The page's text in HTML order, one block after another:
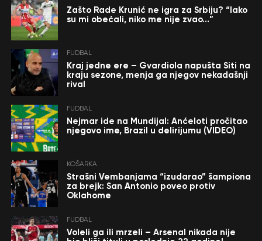
Zašto Rade Krunić ne igra za Srbiju? “Iako
su mi obećali, niko me nije zvao…”
FUDBAL
Kraj jedne ere – Gvardiola napušta Siti na
kraju sezone, menja ga njegov nekadašnji
rival
FUDBAL
Nejmar ide na Mundijal: Anćeloti pročitao
njegovo ime, Brazil u delirijumu (VIDEO)
KOŠARKA
Strašni Vembanjama “izudarao” šampiona
za brejk: San Antonio poveo protiv
Oklahome
FUDBAL
Voleli ga ili mrzeli – Arsenal nikada nije